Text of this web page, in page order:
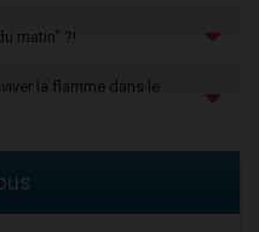
matin" ?!
la flamme dans le